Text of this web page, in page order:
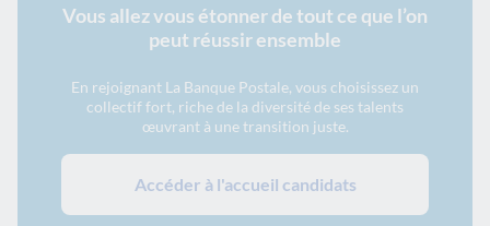
Vous allez vous étonner de tout ce que l’on
peut réussir ensemble
En rejoignant La Banque Postale, vous choisissez un
collectif fort, riche de la diversité de ses talents
œuvrant à une transition juste.
Accéder à l'accueil candidats